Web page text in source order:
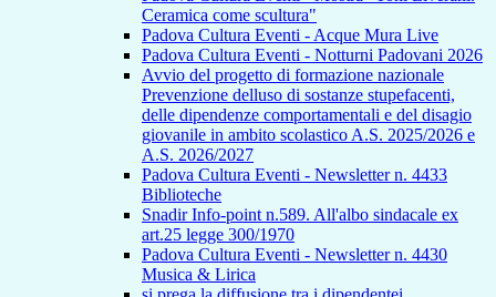
Ceramica come scultura"
Padova Cultura Eventi - Acque Mura Live
Padova Cultura Eventi - Notturni Padovani 2026
Avvio del progetto di formazione nazionale
Prevenzione delluso di sostanze stupefacenti,
delle dipendenze comportamentali e del disagio
giovanile in ambito scolastico A.S. 2025/2026 e
A.S. 2026/2027
Padova Cultura Eventi - Newsletter n. 4433
Biblioteche
Snadir Info-point n.589. All'albo sindacale ex
art.25 legge 300/1970
Padova Cultura Eventi - Newsletter n. 4430
Musica & Lirica